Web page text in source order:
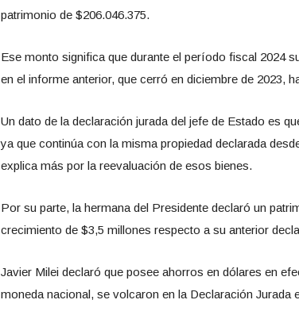
patrimonio de $206.046.375.
Ese monto significa que durante el período fiscal 2024
en el informe anterior, que cerró en diciembre de 2023,
Un dato de la declaración jurada del jefe de Estado es
ya que continúa con la misma propiedad declarada
explica más por la reevaluación de esos bienes.
Por su parte, la hermana del Presidente declaró un
crecimiento de $3,5 millones respecto a su anterior
Javier Milei declaró que posee ahorros en dólares en
moneda nacional, se volcaron en la Declaración Jurada